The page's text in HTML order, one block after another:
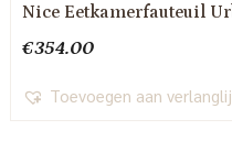
Nice Eetkamerfauteuil
€354.00
Toevoegen aan